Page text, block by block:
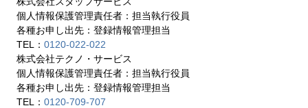
個人情報保護管理責任者：担当執行役員
各種お申し出先：登録情報管理担当
TEL： 0120‐022‐022
株式会社テクノ・サービス
個人情報保護管理責任者：担当執行役員
各種お申し出先：登録情報管理担当
TEL： 0120‐709‐707